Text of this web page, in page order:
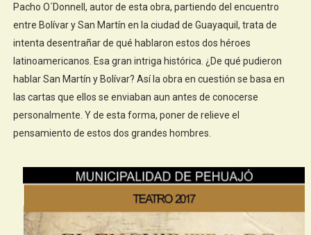
Pacho O´Donnell, autor de esta obra, partiendo del encuentro
entre Bolívar y San Martín en la ciudad de Guayaquil, trata de
intenta desentrañar de qué hablaron estos dos héroes
latinoamericanos. Esa gran intriga histórica. ¿De qué pudieron
hablar San Martín y Bolívar? Así la obra en cuestión se basa en
las cartas que ellos se enviaban aun antes de conocerse
personalmente. Y de esta forma, poner de relieve el
pensamiento de estos dos grandes hombres.